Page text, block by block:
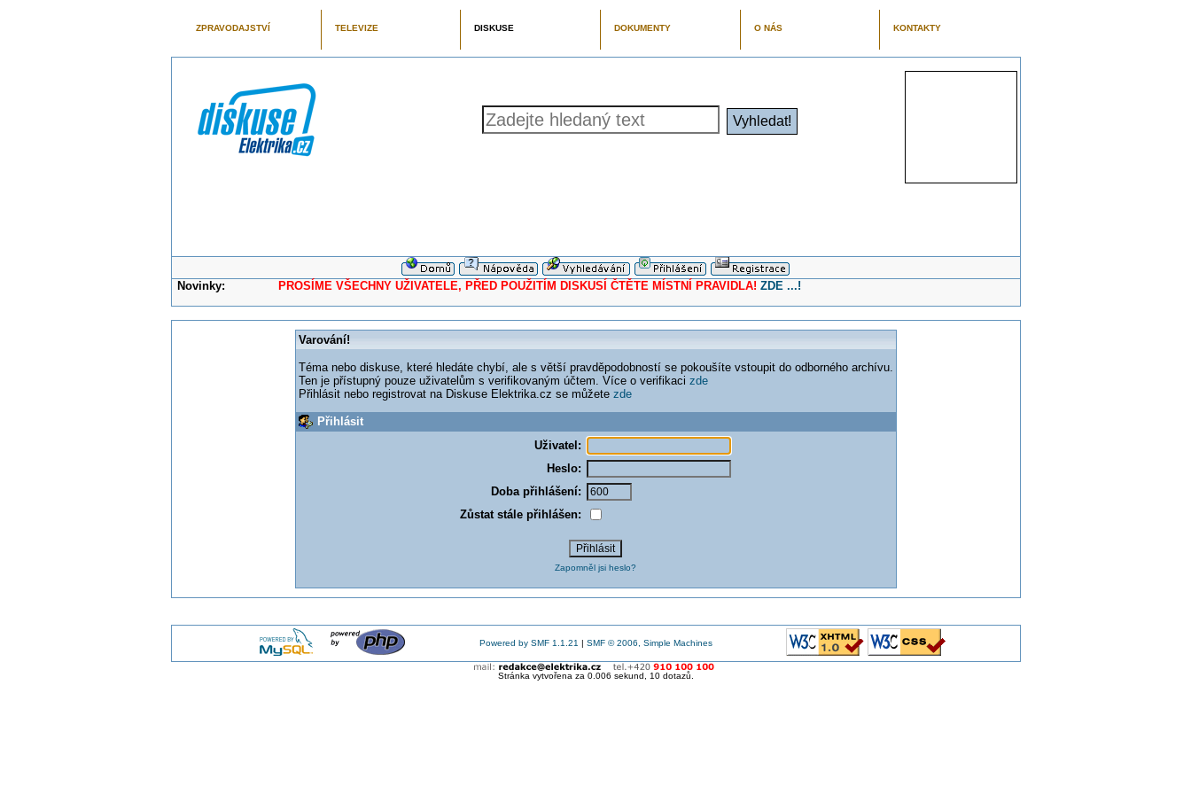
ZPRAVODAJSTVÍ TELEVIZE DISKUSE DOKUMENTY O NÁS KONTAKTY
Novinky: PROSÍME VŠECHNY UŽIVATELE, PŘED POUŽITÍM DISKUSÍ ČTĚTE MÍSTNÍ PRAVIDLA! ZDE ...!
Varování!
Téma nebo diskuse, které hledáte chybí, ale s větší pravděpodobností se pokoušíte vstoupit do odborného archívu.
Ten je přístupný pouze uživatelům s verifikovaným účtem. Více o verifikaci zde
Přihlásit nebo registrovat na Diskuse Elektrika.cz se můžete zde
Přihlásit
Uživatel:
Heslo:
Doba přihlášení:
Zůstat stále přihlášen:
Zapomněl jsi heslo?
Powered by SMF 1.1.21 | SMF © 2006, Simple Machines
Stránka vytvořena za 0.006 sekund, 10 dotazů.